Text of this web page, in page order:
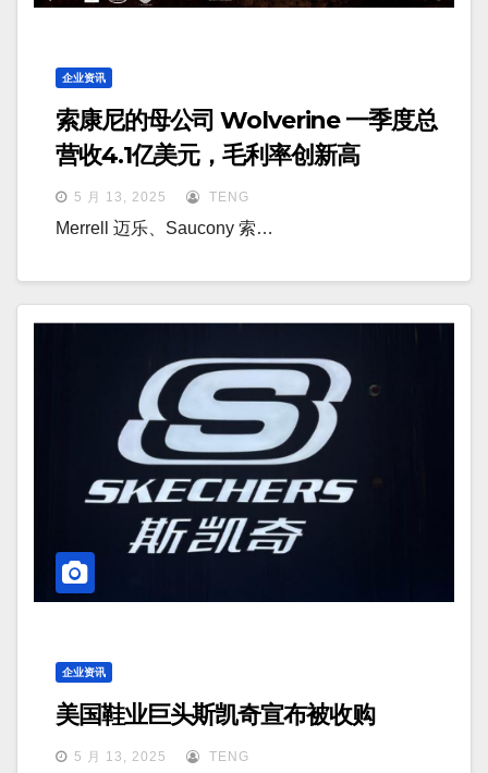
企业资讯
索康尼的母公司 Wolverine 一季度总
营收4.1亿美元，毛利率创新高
5 月 13, 2025 TENG
Merrell 迈乐、Saucony 索…
企业资讯
美国鞋业巨头斯凯奇宣布被收购
5 月 13, 2025 TENG